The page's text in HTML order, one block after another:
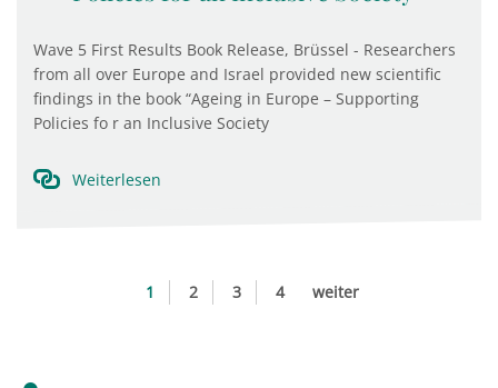
Wave 5 First Results Book Release, Brüssel - Researchers
from all over Europe and Israel provided new scientific
findings in the book “Ageing in Europe – Supporting
Policies fo r an Inclusive Society
Weiterlesen
1 2 3 4 weiter